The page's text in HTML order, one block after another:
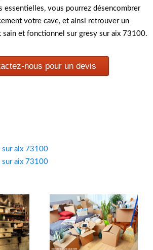
essentielles, vous pourrez désencombrer
votre cave, et ainsi retrouver un
sain et fonctionnel sur gresy sur aix 73100.
nous pour un devis
sur aix 73100
sur aix 73100